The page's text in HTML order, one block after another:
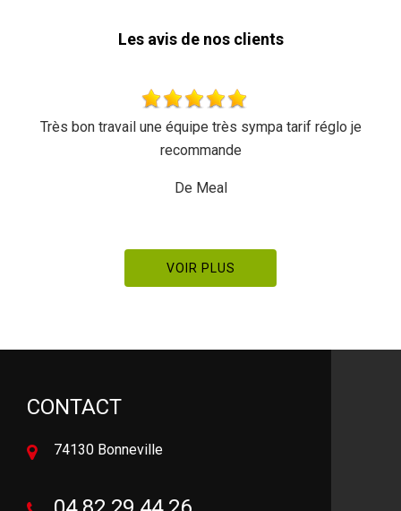
Les avis de nos clients
Très bon travail une équipe très sympa tarif réglo je
recommande
De Meal
VOIR PLUS
CONTACT
74130 Bonneville